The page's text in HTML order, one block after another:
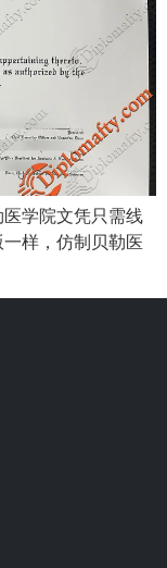
学院文凭只需线
一样，仿制贝勒医